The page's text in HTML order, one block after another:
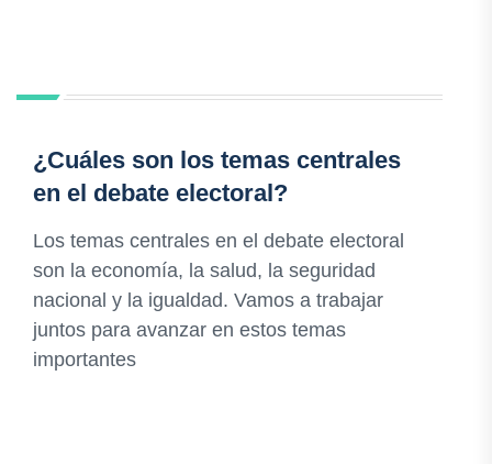
¿Cuáles son los temas centrales
en el debate electoral?
Los temas centrales en el debate electoral
son la economía, la salud, la seguridad
nacional y la igualdad. Vamos a trabajar
juntos para avanzar en estos temas
importantes